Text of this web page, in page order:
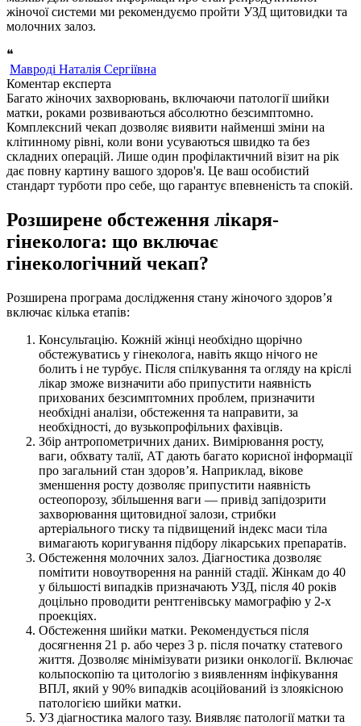
жіночої системи ми рекомендуємо пройти УЗД щитовидки та
молочних залоз.
❝
Мавроді Наталія Сергіївна
Коментар експерта
Багато жіночих захворювань, включаючи патології шийки
матки, роками розвиваються абсолютно безсимптомно.
Комплексний чекап дозволяє виявити найменші зміни на
клітинному рівні, коли вони усуваються швидко та без
складних операцій. Лише один профілактичний візит на рік
дає повну картину вашого здоров'я. Це ваш особистий
стандарт турботи про себе, що гарантує впевненість та спокій.
Розширене обстеження лікаря-
гінеколога: що включає
гінекологічний чекап?
Розширена програма дослідження стану жіночого здоров’я
включає кілька етапів:
Консультацію. Кожній жінці необхідно щорічно
обстежуватись у гінеколога, навіть якщо нічого не
болить і не турбує. Після спілкування та огляду на кріслі
лікар зможе визначити або припустити наявність
прихованих безсимптомних проблем, призначити
необхідні аналізи, обстеження та направити, за
необхідності, до вузькопрофільних фахівців.
Збір антропометричних даних. Вимірювання росту,
ваги, обхвату талії, АТ дають багато корисної інформації
про загальний стан здоров’я. Наприклад, вікове
зменшення росту дозволяє припустити наявність
остеопорозу, збільшення ваги — привід запідозрити
захворювання щитовидної залози, стрибки
артеріального тиску та підвищений індекс маси тіла
вимагають коригування підбору лікарських препаратів.
Обстеження молочних залоз. Діагностика дозволяє
помітити новоутворення на ранній стадії. Жінкам до 40
у більшості випадків призначають УЗД, після 40 років
доцільно проводити рентгенівську мамографію у 2-х
проекціях.
Обстеження шийки матки. Рекомендується після
досягнення 21 р. або через 3 р. після початку статевого
життя. Дозволяє мінімізувати ризики онкології. Включає
кольпоскопію та цитологію з виявленням інфікування
ВПЛ, який у 90% випадків асоційований із злоякісною
патологією шийки матки.
УЗ діагностика малого тазу. Виявляє патології матки та